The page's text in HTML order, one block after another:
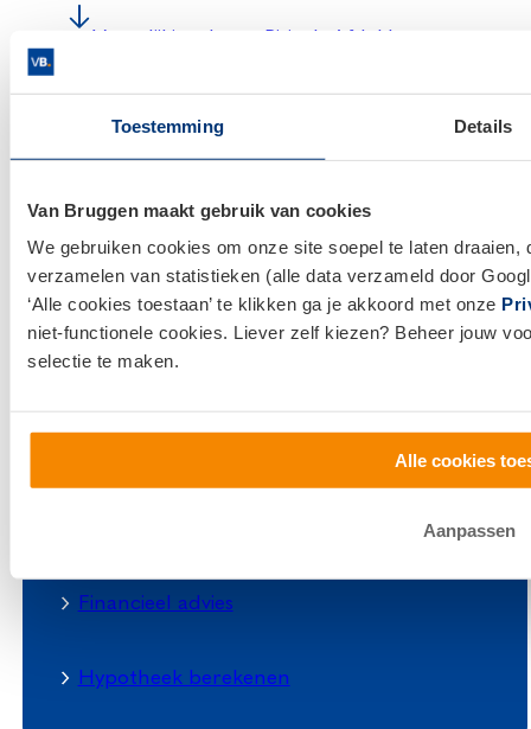
Toestemming Details
Van Bruggen maakt gebruik van cookies
We gebruiken cookies om onze site soepel te laten
verzamelen van statistieken (alle data verzameld door
‘Alle cookies toestaan’ te klikken ga je akkoord met onze
niet-functionele cookies. Liever zelf kiezen? Beheer jouw
selectie te maken.
Alle cookies
Aanpassen
Vergelijkingskaart Risico's Afdekken
Dienstenwijzer Roermond
Wat kunnen we voor jou betekenen?
Financieel advies
Hypotheek berekenen